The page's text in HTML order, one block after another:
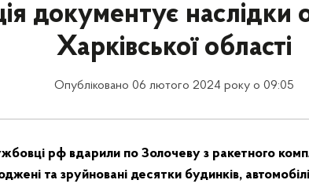
документує наслідки
Харківської області
Опубліковано 06 лютого 2024 року о 09:05
рф вдарили по Золочеву з ракетного
та зруйновані десятки будинків,